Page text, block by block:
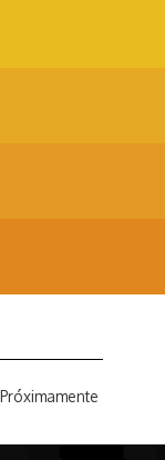
Próximamente